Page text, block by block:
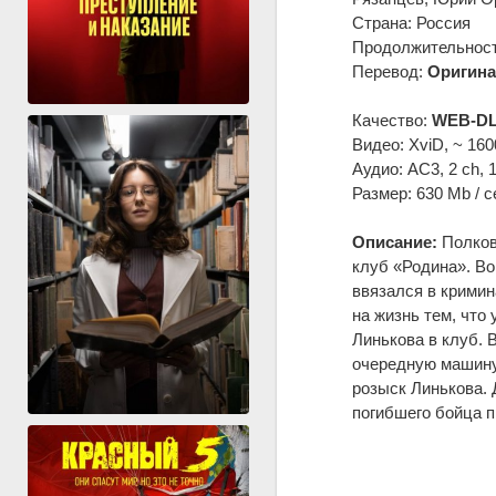
Страна: Россия
Перевод:
Качество: WEB-
Видео: XviD, ~
Аудио: AC3, 2 ch,
Размер: 630 Mb /
Описание:
клуб «Родина».
ввязался в
на жизнь тем, что
Линькова в клуб.
очередную
розыск Линькова.
погибшего бойца